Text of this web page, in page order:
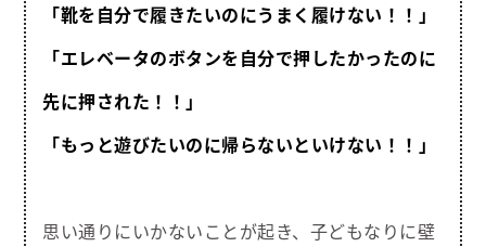
「靴を自分で履きたいのにうまく履けない！！」
「エレベータのボタンを自分で押したかったのに
先に押された！！」
「もっと遊びたいのに帰らないといけない！！」
思い通りにいかないことが起き、子どもなりに壁